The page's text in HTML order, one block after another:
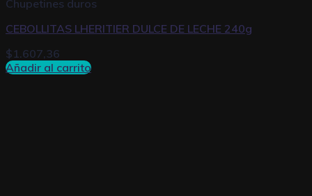
Chupetines duros
CEBOLLITAS LHERITIER DULCE DE LECHE 240g
$ 1.607,36
Añadir al carrito